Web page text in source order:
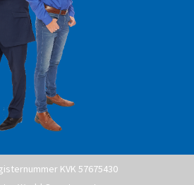
KVK 57675430